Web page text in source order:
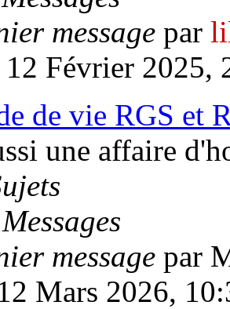
message par
Février 2025,
de vie RGS et
une affaire
Messages
message par
Mars 2026,